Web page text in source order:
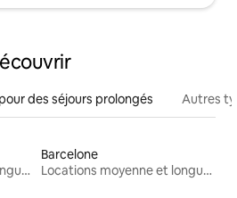
des séjours prolongés Autres
Locations moyenne et longue durée
Barcelone
Locations moyenne et longue durée